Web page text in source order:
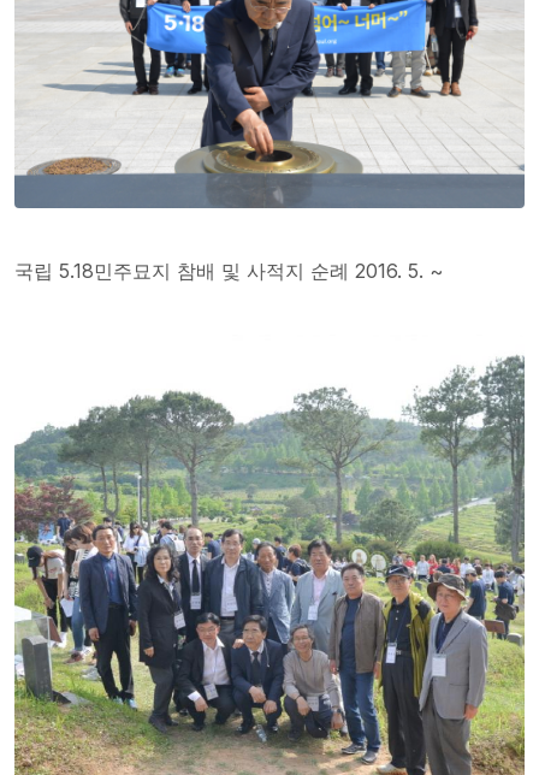
국립 5.18민주묘지 참배 및 사적지 순례 2016. 5. ~